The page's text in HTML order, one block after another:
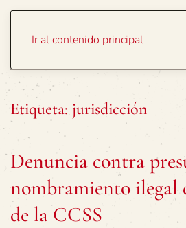
Ir al contenido principal
Etiqueta: jurisdicción
Denuncia contra
nombramiento ilegal
de la CCSS